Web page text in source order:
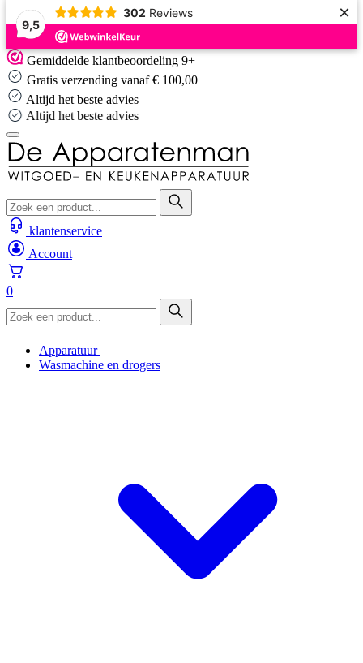
9,5
302 Reviews ×
Skip
to
content
Gemiddelde klantbeoordeling 9+
Gratis verzending vanaf € 100,00
Altijd het beste advies
Altijd het beste advies
klantenservice
Account
0
Apparatuur
Wasmachine en drogers